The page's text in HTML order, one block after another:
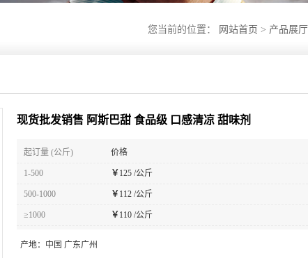
您当前的位置： 网站首页 > 产品展厅
现货批发销售 阿斯巴甜 食品级 口感清凉 甜味剂
起订量 (公斤) 价格
1-500 ￥ 125 /公斤
500-1000 ￥ 112 /公斤
≥1000 ￥ 110 /公斤
产地： 中国 广东广州